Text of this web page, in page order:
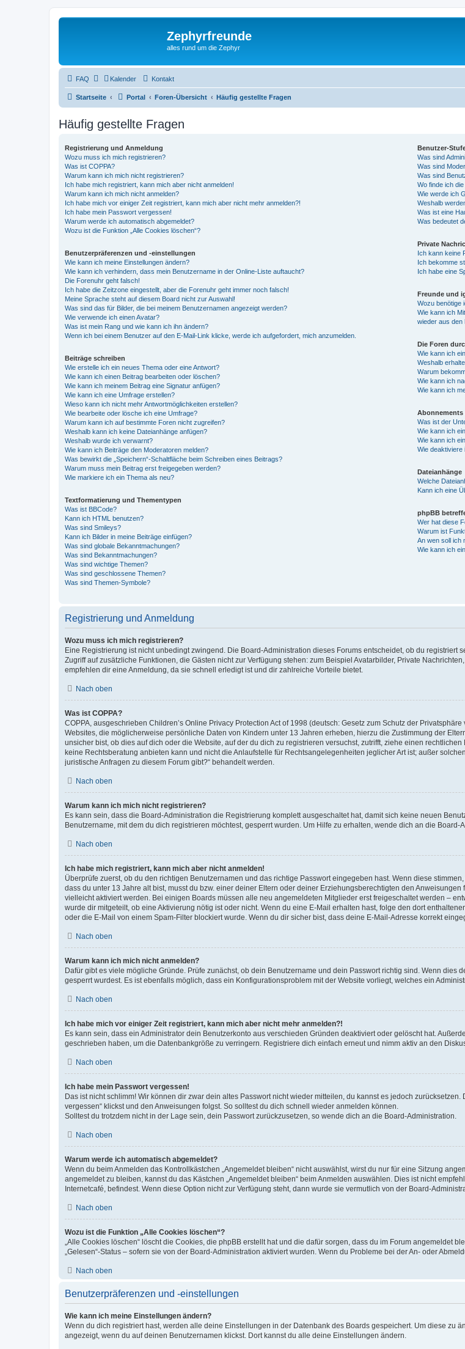
Zephyrfreunde
alles rund um die Zephyr
FAQ Kalender Kontakt
Startseite Portal Foren-Übersicht Häufig gestellte Fragen
Häufig gestellte Fragen
Registrierung und Anmeldung
Wozu muss ich mich registrieren?
Was ist COPPA?
Warum kann ich mich nicht registrieren?
Ich habe mich registriert, kann mich aber nicht anmelden!
Warum kann ich mich nicht anmelden?
Ich habe mich vor einiger Zeit registriert, kann mich aber nicht mehr anmelden?!
Ich habe mein Passwort vergessen!
Warum werde ich automatisch abgemeldet?
Wozu ist die Funktion „Alle Cookies löschen“?
Benutzerpräferenzen und -einstellungen
Wie kann ich meine Einstellungen ändern?
Wie kann ich verhindern, dass mein Benutzername in der Online-Liste auftaucht?
Die Forenuhr geht falsch!
Ich habe die Zeitzone eingestellt, aber die Forenuhr geht immer noch falsch!
Meine Sprache steht auf diesem Board nicht zur Auswahl!
Was sind das für Bilder, die bei meinem Benutzernamen angezeigt werden?
Wie verwende ich einen Avatar?
Was ist mein Rang und wie kann ich ihn ändern?
Wenn ich bei einem Benutzer auf den E-Mail-Link klicke, werde ich aufgefordert, mich anzumelden.
Beiträge schreiben
Wie erstelle ich ein neues Thema oder eine Antwort?
Wie kann ich einen Beitrag bearbeiten oder löschen?
Wie kann ich meinem Beitrag eine Signatur anfügen?
Wie kann ich eine Umfrage erstellen?
Wieso kann ich nicht mehr Antwortmöglichkeiten erstellen?
Wie bearbeite oder lösche ich eine Umfrage?
Warum kann ich auf bestimmte Foren nicht zugreifen?
Weshalb kann ich keine Dateianhänge anfügen?
Weshalb wurde ich verwarnt?
Wie kann ich Beiträge den Moderatoren melden?
Was bewirkt die „Speichern“-Schaltfläche beim Schreiben eines Beitrags?
Warum muss mein Beitrag erst freigegeben werden?
Wie markiere ich ein Thema als neu?
Textformatierung und Thementypen
Was ist BBCode?
Kann ich HTML benutzen?
Was sind Smileys?
Kann ich Bilder in meine Beiträge einfügen?
Was sind globale Bekanntmachungen?
Was sind Bekanntmachungen?
Was sind wichtige Themen?
Was sind geschlossene Themen?
Was sind Themen-Symbole?
Benutzer-
Was sind
Was sind
Was sind
Wo finde ich
Wie werde ich
Weshalb
Was ist eine
Was bedeutet
Private
Ich kann keine
Ich bekomme
Ich habe eine
Freunde und
Wozu benötige
Wie kann ich
wieder aus den
Die Foren
Wie kann ich
Weshalb
Warum
Wie kann ich
Wie kann ich
Abonnements
Was ist der
Wie kann ich
Wie kann ich
Wie deaktiviere
Dateianhänge
Welche
Kann ich eine
phpBB
Wer hat diese
Warum ist
An wen soll ich
Wie kann ich
Registrierung und Anmeldung
Wozu muss ich mich registrieren?
Eine Registrierung ist nicht unbedingt zwingend. Die Board-Administration dieses Forums entscheidet, ob du registriert
Zugriff auf zusätzliche Funktionen, die Gästen nicht zur Verfügung stehen: zum Beispiel Avatarbilder, Private
empfehlen dir eine Anmeldung, da sie schnell erledigt ist und dir zahlreiche Vorteile bietet.
Nach oben
Was ist COPPA?
COPPA, ausgeschrieben Children’s Online Privacy Protection Act of 1998 (deutsch: Gesetz zum Schutz der
Websites, die möglicherweise persönliche Daten von Kindern unter 13 Jahren erheben, hierzu die Zustimmung der
unsicher bist, ob dies auf dich oder die Website, auf der du dich zu registrieren versuchst, zutrifft, ziehe einen
keine Rechtsberatung anbieten kann und nicht die Anlaufstelle für Rechtsangelegenheiten jeglicher Art ist; außer
juristische Anfragen zu diesem Forum gibt?“ behandelt werden.
Nach oben
Warum kann ich mich nicht registrieren?
Es kann sein, dass die Board-Administration die Registrierung komplett ausgeschaltet hat, damit sich keine neuen
Benutzername, mit dem du dich registrieren möchtest, gesperrt wurden. Um Hilfe zu erhalten, wende dich an die Board-
Nach oben
Ich habe mich registriert, kann mich aber nicht anmelden!
Überprüfe zuerst, ob du den richtigen Benutzernamen und das richtige Passwort eingegeben hast. Wenn diese
dass du unter 13 Jahre alt bist, musst du bzw. einer deiner Eltern oder deiner Erziehungsberechtigten den
vielleicht aktiviert werden. Bei einigen Boards müssen alle neu angemeldeten Mitglieder erst freigeschaltet werden –
wurde dir mitgeteilt, ob eine Aktivierung nötig ist oder nicht. Wenn du eine E-Mail erhalten hast, folge den dort
oder die E-Mail von einem Spam-Filter blockiert wurde. Wenn du dir sicher bist, dass deine E-Mail-Adresse korrekt
Nach oben
Warum kann ich mich nicht anmelden?
Dafür gibt es viele mögliche Gründe. Prüfe zunächst, ob dein Benutzername und dein Passwort richtig sind. Wenn
gesperrt wurdest. Es ist ebenfalls möglich, dass ein Konfigurationsproblem mit der Website vorliegt, welches ein
Nach oben
Ich habe mich vor einiger Zeit registriert, kann mich aber nicht mehr anmelden?!
Es kann sein, dass ein Administrator dein Benutzerkonto aus verschieden Gründen deaktiviert oder gelöscht hat.
geschrieben haben, um die Datenbankgröße zu verringern. Registriere dich einfach erneut und nimm aktiv an den
Nach oben
Ich habe mein Passwort vergessen!
Das ist nicht schlimm! Wir können dir zwar dein altes Passwort nicht wieder mitteilen, du kannst es jedoch
vergessen“ klickst und den Anweisungen folgst. So solltest du dich schnell wieder anmelden können.
Solltest du trotzdem nicht in der Lage sein, dein Passwort zurückzusetzen, so wende dich an die Board-Administration.
Nach oben
Warum werde ich automatisch abgemeldet?
Wenn du beim Anmelden das Kontrollkästchen „Angemeldet bleiben“ nicht auswählst, wirst du nur für eine Sitzung
angemeldet zu bleiben, kannst du das Kästchen „Angemeldet bleiben“ beim Anmelden auswählen. Dies ist nicht
Internetcafé, befindest. Wenn diese Option nicht zur Verfügung steht, dann wurde sie vermutlich von der Board-
Nach oben
Wozu ist die Funktion „Alle Cookies löschen“?
„Alle Cookies löschen“ löscht die Cookies, die phpBB erstellt hat und die dafür sorgen, dass du im Forum angemeldet
„Gelesen“-Status – sofern sie von der Board-Administration aktiviert wurden. Wenn du Probleme bei der An- oder
Nach oben
Benutzerpräferenzen und -einstellungen
Wie kann ich meine Einstellungen ändern?
Wenn du dich registriert hast, werden alle deine Einstellungen in der Datenbank des Boards gespeichert. Um diese zu
angezeigt, wenn du auf deinen Benutzernamen klickst. Dort kannst du alle deine Einstellungen ändern.